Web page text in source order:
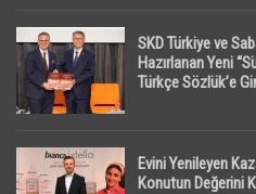
SKD Türkiye ve
Hazırlanan Yeni
Türkçe Sözlük’e
Evini Yenileyen
Konutun Değerini